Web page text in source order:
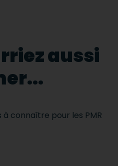
aussi